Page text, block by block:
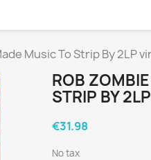
Music To Strip By 2LP
ROB
STRIP BY
€31.98
No tax